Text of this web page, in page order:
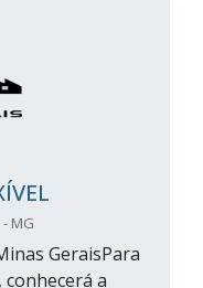
- MG
GeraisPara
a